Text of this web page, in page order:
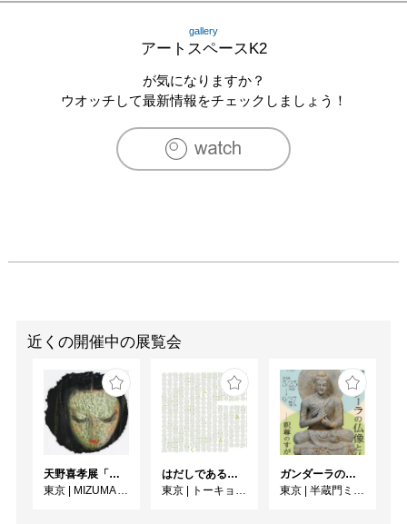
gallery
アートスペースK2
が気になりますか？
ウオッチして最新情報をチェックしましょう！
近くの開催中の展覧会
天野喜孝展「神話」
東京 | MIZUMA ART GALLERY
はだしであるく [トーキョーアーツアンドスペースレジデンス2026 成果発表展 ]
東京 | トーキョーアーツアンドスペース本郷
ガンダーラの仏像と仏伝ー釈尊のすがたー
東京 | 半蔵門ミュージアム